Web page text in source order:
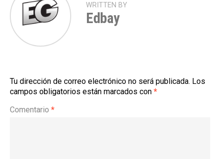
WRITTEN BY
Edbay
Tu dirección de correo electrónico no será publicada. Los
campos obligatorios están marcados con *
Comentario *